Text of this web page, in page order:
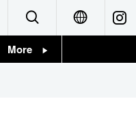
More